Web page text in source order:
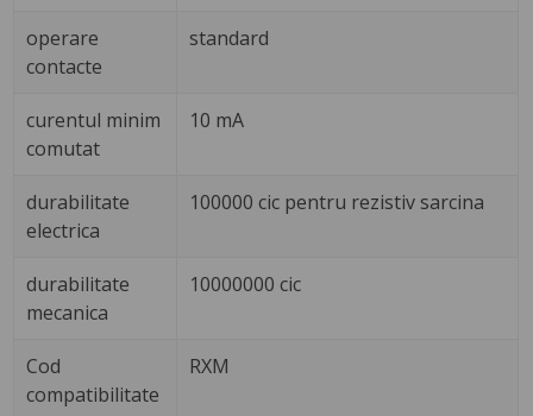
operare
contacte
standard
curentul minim
comutat
10 mA
durabilitate
electrica
100000 cic pentru rezistiv sarcina
durabilitate
mecanica
10000000 cic
Cod
compatibilitate
RXM